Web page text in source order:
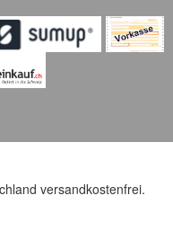
versandkostenfrei.